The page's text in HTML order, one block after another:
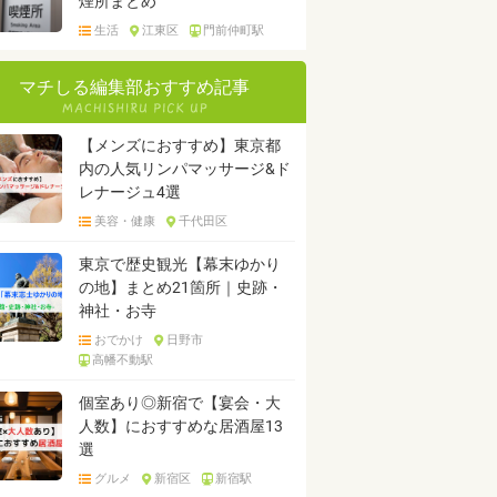
生活 江東区 門前仲町駅
マチしる編集部おすすめ記事
【メンズにおすすめ】東京都
内の人気リンパマッサージ&ド
レナージュ4選
美容・健康 千代田区
東京で歴史観光【幕末ゆかり
の地】まとめ21箇所｜史跡・
神社・お寺
おでかけ
日野市
高幡不動駅
個室あり◎新宿で【宴会・大
人数】におすすめな居酒屋13
選
グルメ 新宿区 新宿駅